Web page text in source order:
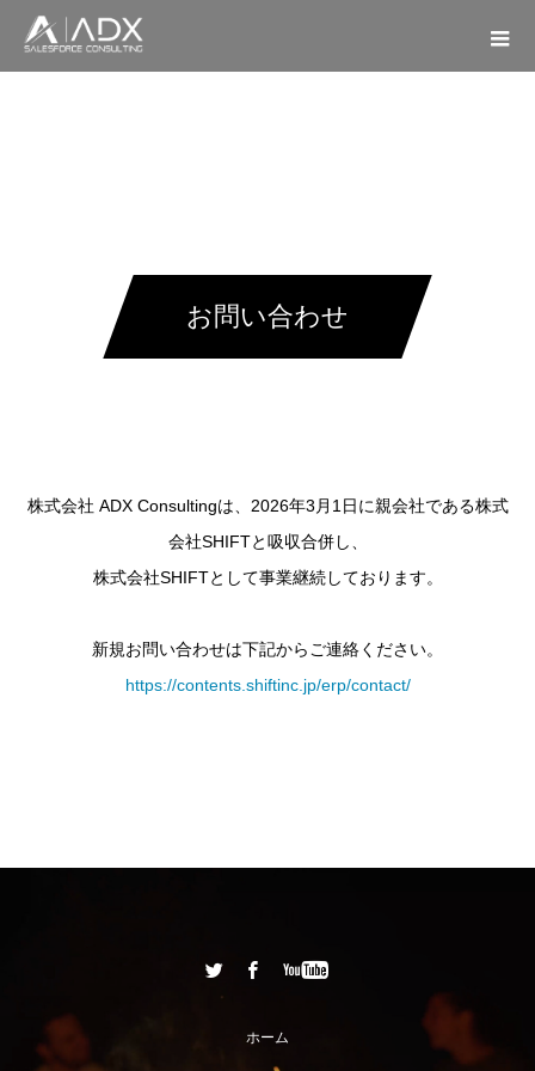
お問い合わせ
株式会社 ADX Consultingは、2026年3月1日に親会社である株式
会社SHIFTと吸収合併し、
株式会社SHIFTとして事業継続しております。
新規お問い合わせは下記からご連絡ください。
https://contents.shiftinc.jp/erp/contact/
ホーム